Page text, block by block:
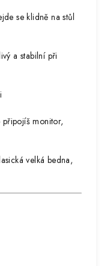
se klidně na stůl
a stabilní při
monitor,
velká bedna,